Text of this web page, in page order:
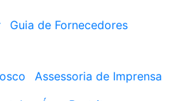
Guia de Fornecedores
Assessoria de Imprensa